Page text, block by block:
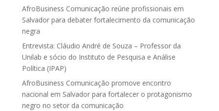
AfroBusiness Comunicação reúne profissionais em
Salvador para debater fortalecimento da comunicação
negra
Entrevista: Cláudio André de Souza – Professor da
Unilab e sócio do Instituto de Pesquisa e Análise
Política (IPAP)
AfroBusiness Comunicação promove encontro
nacional em Salvador para fortalecer o protagonismo
negro no setor da comunicação